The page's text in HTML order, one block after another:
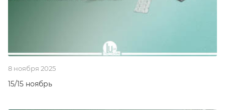
8 ноября 2025
15/15 ноябрь